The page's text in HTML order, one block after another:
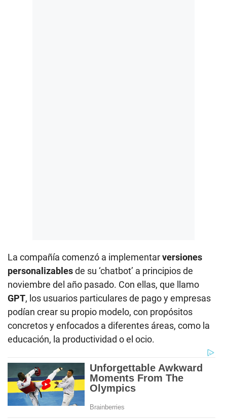
La compañía comenzó a implementarversiones
personalizablesde su ‘chatbot’ a principios de
noviembre del año pasado. Con ellas, que llamo
GPT, los usuarios particulares de pago y empresas
podían crear su propio modelo, con propósitos
concretos y enfocados a diferentes áreas, como la
educación, la productividad o el ocio.